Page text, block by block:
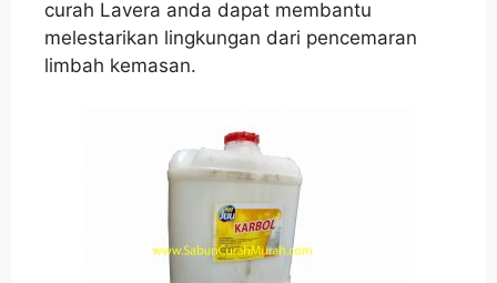
curah Lavera anda dapat membantu
melestarikan lingkungan dari pencemaran
limbah kemasan.